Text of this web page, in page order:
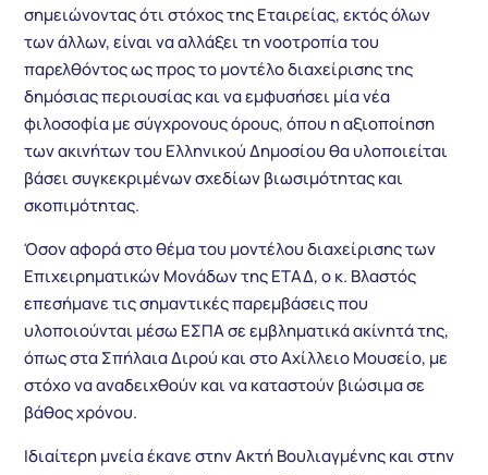
σημειώνοντας ότι στόχος της Εταιρείας, εκτός όλων
των άλλων, είναι να αλλάξει τη νοοτροπία του
παρελθόντος ως προς το μοντέλο διαχείρισης της
δημόσιας περιουσίας και να εμφυσήσει μία νέα
φιλοσοφία με σύγχρονους όρους, όπου η αξιοποίηση
των ακινήτων του Ελληνικού Δημοσίου θα υλοποιείται
βάσει συγκεκριμένων σχεδίων βιωσιμότητας και
σκοπιμότητας.
Όσον αφορά στο θέμα του μοντέλου διαχείρισης των
Επιχειρηματικών Μονάδων της ΕΤΑΔ, ο κ. Βλαστός
επεσήμανε τις σημαντικές παρεμβάσεις που
υλοποιούνται μέσω ΕΣΠΑ σε εμβληματικά ακίνητά της,
όπως στα Σπήλαια Διρού και στο Αχίλλειο Μουσείο, με
στόχο να αναδειχθούν και να καταστούν βιώσιμα σε
βάθος χρόνου.
Ιδιαίτερη μνεία έκανε στην Ακτή Βουλιαγμένης και στην